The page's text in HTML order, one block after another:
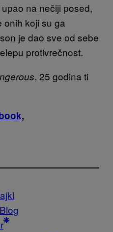
na nečiji posed,
onih koji su ga
je dao sve od sebe
protivrečnost.
. 25 godina ti
,